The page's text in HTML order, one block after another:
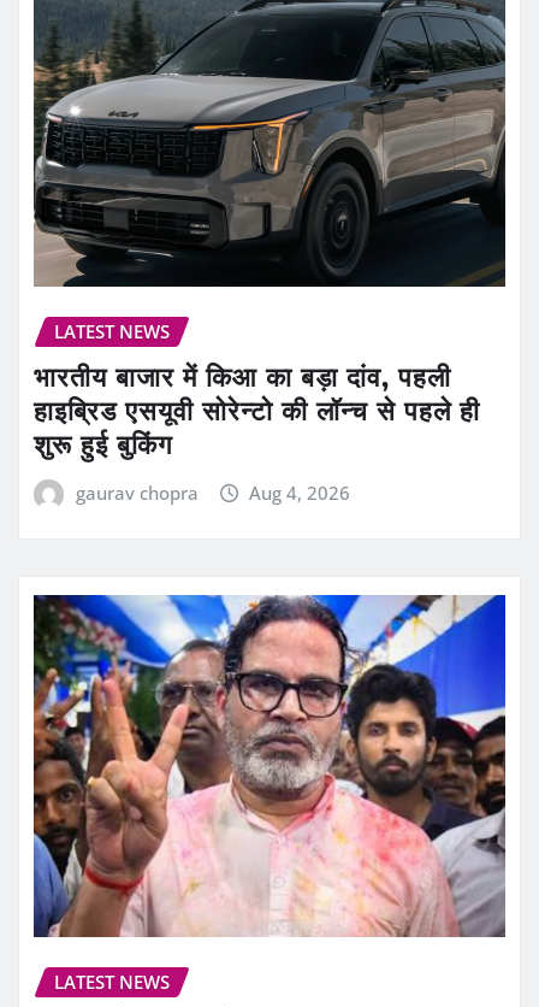
LATEST NEWS
भारतीय बाजार में किआ का बड़ा दांव, पहली
हाइब्रिड एसयूवी सोरेन्टो की लॉन्च से पहले ही
शुरू हुई बुकिंग
gaurav chopra Aug 4, 2026
LATEST NEWS